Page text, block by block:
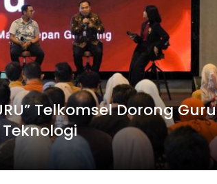
Telkomsel Dorong Guru